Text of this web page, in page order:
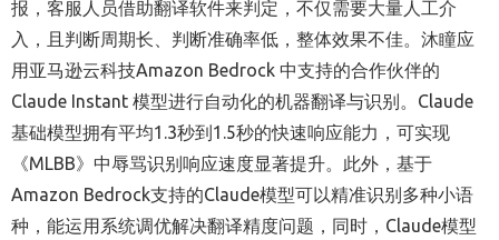
报，客服人员借助翻译软件来判定，不仅需要大量人工介
入，且判断周期长、判断准确率低，整体效果不佳。沐瞳应
用亚马逊云科技Amazon Bedrock 中支持的合作伙伴的
Claude Instant 模型进行自动化的机器翻译与识别。Claude
基础模型拥有平均1.3秒到1.5秒的快速响应能力，可实现
《MLBB》中辱骂识别响应速度显著提升。此外，基于
Amazon Bedrock支持的Claude模型可以精准识别多种小语
种，能运用系统调优解决翻译精度问题，同时，Claude模型